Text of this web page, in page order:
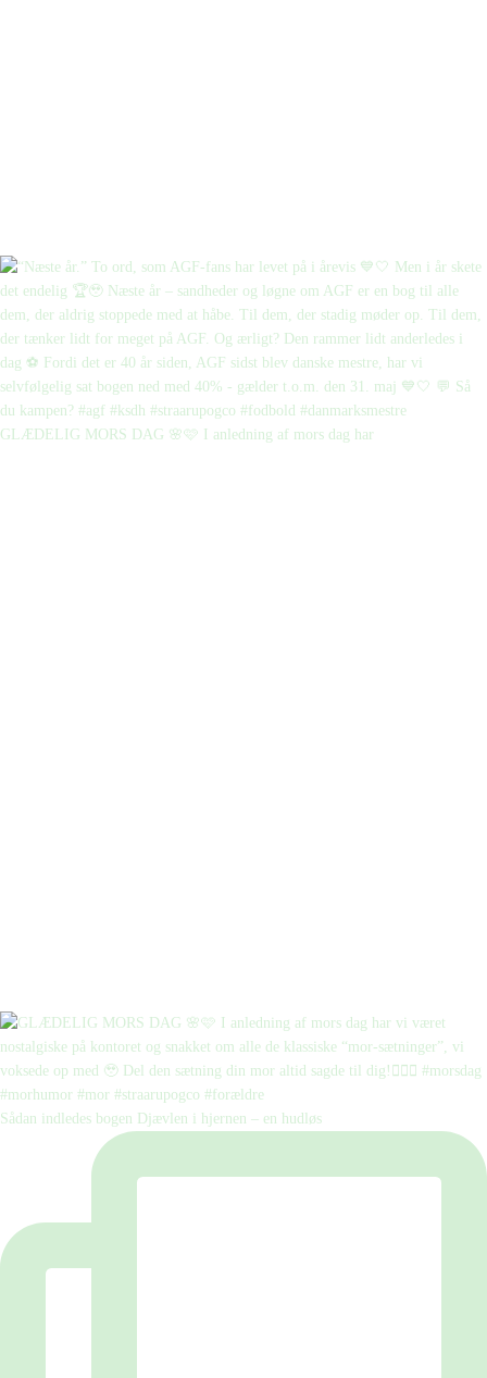
GLÆDELIG MORS DAG 🌸🩷 I anledning af mors dag har
Sådan indledes bogen Djævlen i hjernen – en hudløs